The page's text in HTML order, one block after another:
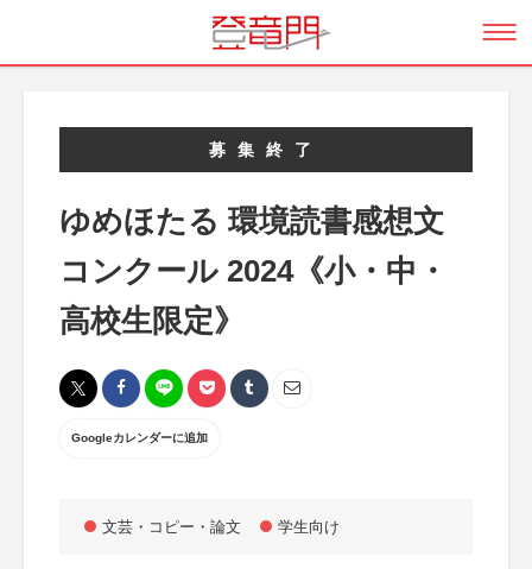
募集終了
ゆめほたる 環境読書感想文
コンクール 2024《小・中・
高校生限定》
Googleカレンダーに追加
文芸・コピー・論文 学生向け